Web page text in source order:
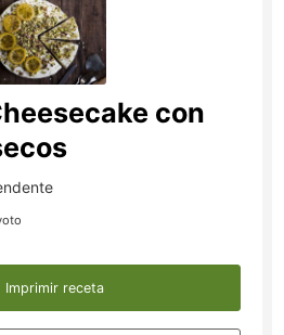
con
Imprimir receta